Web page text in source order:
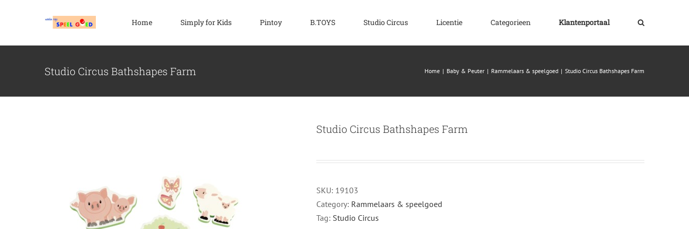
Home Simply for Kids Pintoy B.TOYS Studio Circus Licentie Categorieen Klantenportaal
Studio Circus Bathshapes Farm Home | Baby & Peuter | Rammelaars & speelgoed | Studio Circus Bathshapes Farm
Studio Circus Bathshapes Farm
SKU: 19103
Category: Rammelaars & speelgoed
Tag: Studio Circus